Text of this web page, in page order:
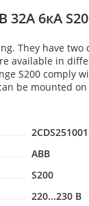
6кА
They have
in
S200 comply
be mounted on
ABB
S200
220...230 В